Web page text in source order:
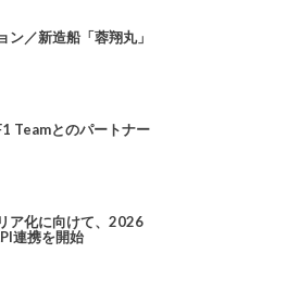
ン／新造船「蓉翔丸」
Teamとのパートナー
ア化に向けて、2026
連携を開始